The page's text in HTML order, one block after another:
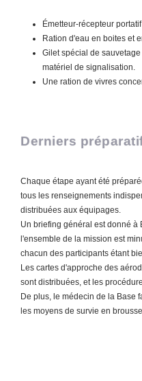
Émetteur-récepteur
Ration d'eau en boites et
Gilet spécial de
matériel de signalisation.
Une ration de vivres
Derniers
Chaque étape ayant été
tous les renseignements
distribuées aux équipages.
Un briefing général est donné à
l'ensemble de la mission est
chacun des participants étant
Les cartes d'approche des
sont distribuées, et les
De plus, le médecin de la Base
les moyens de survie en